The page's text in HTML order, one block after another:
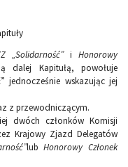
„Solidarność”i Honorowy
dalej Kapitułą, powołuje
jednocześnie wskazując jej
z przewodniczącym.
dwóch członków Komisji
Krajowy Zjazd Delegatów
lubHonorowy Członek